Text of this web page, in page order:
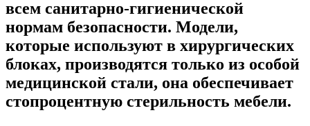
всем санитарно-гигиенической
нормам безопасности. Модели,
которые используют в хирургических
блоках, производятся только из особой
медицинской стали, она обеспечивает
стопроцентную стерильность мебели.